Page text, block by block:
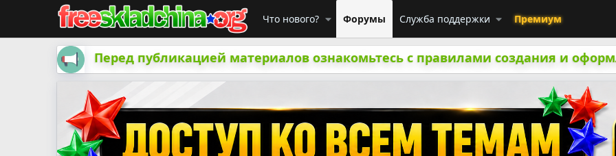
Что нового? Форумы Служба поддержки Премиум
Перед публикацией материалов ознакомьтесь с правилами создания и